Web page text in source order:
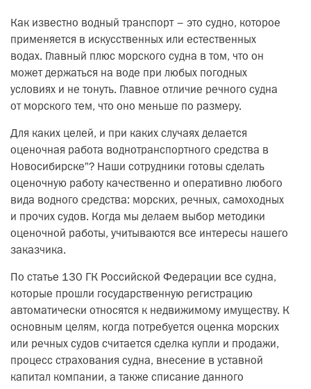
Как известно водный транспорт – это судно, которое
применяется в искусственных или естественных
водах. Главный плюс морского судна в том, что он
может держаться на воде при любых погодных
условиях и не тонуть. Главное отличие речного судна
от морского тем, что оно меньше по размеру.
Для каких целей, и при каких случаях делается
оценочная работа воднотранспортного средства в
Новосибирске"? Наши сотрудники готовы сделать
оценочную работу качественно и оперативно любого
вида водного средства: морских, речных, самоходных
и прочих судов. Когда мы делаем выбор методики
оценочной работы, учитываются все интересы нашего
заказчика.
По статье 130 ГК Российской Федерации все судна,
которые прошли государственную регистрацию
автоматически относятся к недвижимому имуществу. К
основным целям, когда потребуется оценка морских
или речных судов считается сделка купли и продажи,
процесс страхования судна, внесение в уставной
капитал компании, а также списание данного